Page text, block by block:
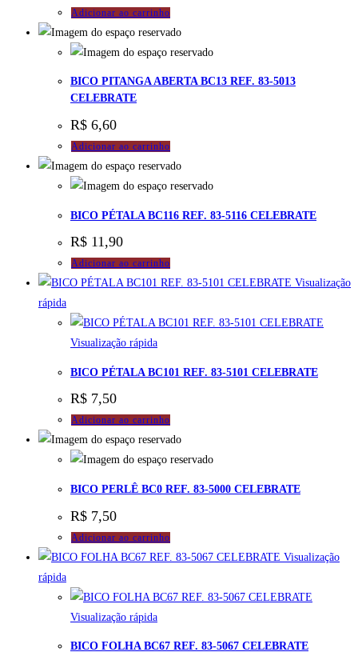
Adicionar ao carrinho
BICO PITANGA ABERTA BC13 REF. 83-5013
CELEBRATE
R$ 6,60
Adicionar ao carrinho
BICO PÉTALA BC116 REF. 83-5116 CELEBRATE
R$ 11,90
Adicionar ao carrinho
Visualização
rápida
Visualização rápida
BICO PÉTALA BC101 REF. 83-5101 CELEBRATE
R$ 7,50
Adicionar ao carrinho
BICO PERLÊ BC0 REF. 83-5000 CELEBRATE
R$ 7,50
Adicionar ao carrinho
Visualização
rápida
Visualização rápida
BICO FOLHA BC67 REF. 83-5067 CELEBRATE